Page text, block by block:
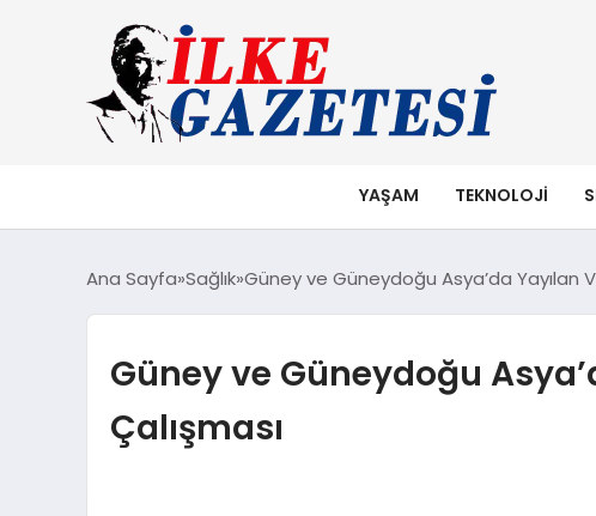
YAŞAM TEKNOLOJI
Ana Sayfa Sağlık Güney ve Güneydoğu Asya’da Yayılan
Güney ve Güneydoğu
Çalışması